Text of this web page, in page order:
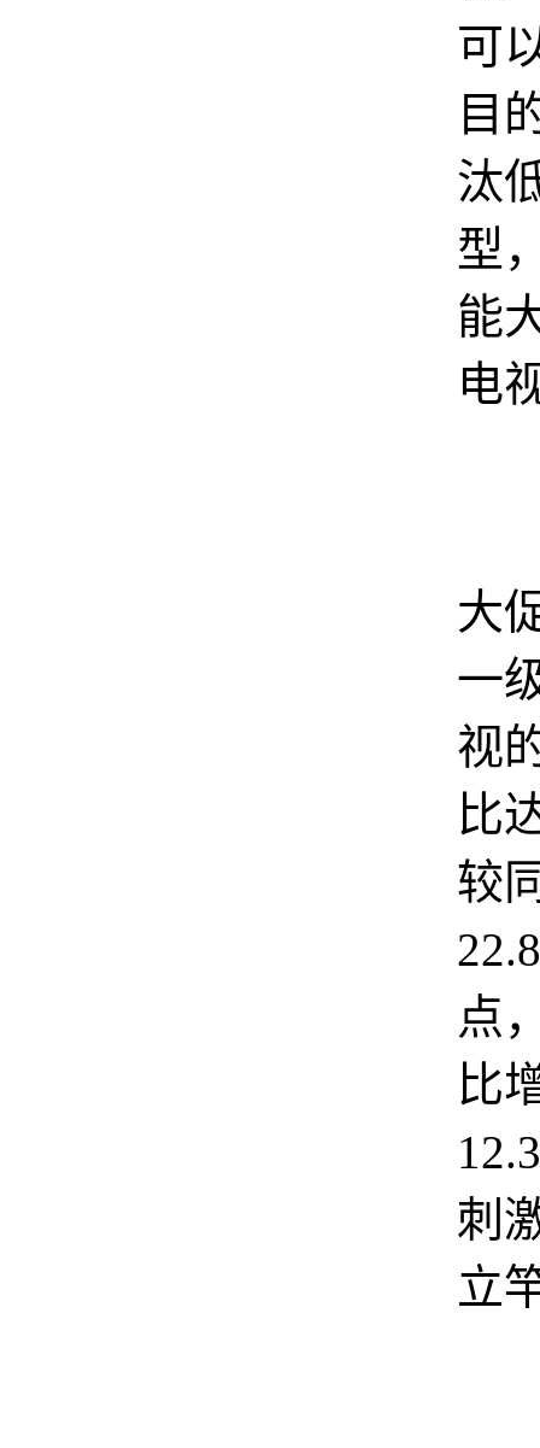
可
目
汰
型
能
电
大
一
视
比
较
点
比
刺
立